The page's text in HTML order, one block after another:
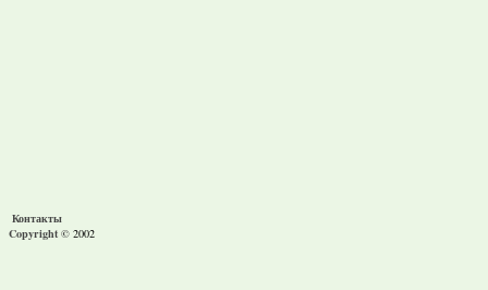
Контакты
Copyright © 2002